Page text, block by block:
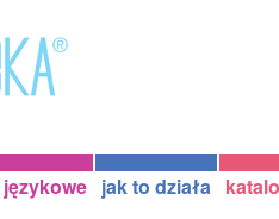
jak to działa